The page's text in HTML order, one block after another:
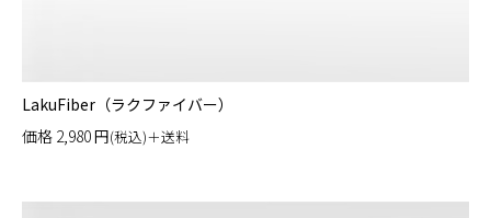
LakuFiber（ラクファイバー）
価格 2,980円(税込)＋送料